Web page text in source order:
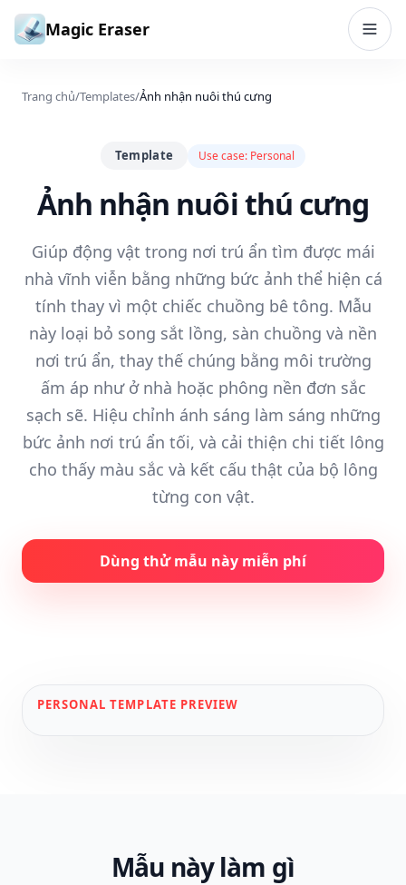
Bỏ qua đến nội dung
Magic Eraser
Trang chủ/Templates/Ảnh nhận nuôi thú cưng
Template Use case: Personal
Ảnh nhận nuôi thú cưng
Giúp động vật trong nơi trú ẩn tìm được mái
nhà vĩnh viễn bằng những bức ảnh thể hiện cá
tính thay vì một chiếc chuồng bê tông. Mẫu
này loại bỏ song sắt lồng, sàn chuồng và nền
nơi trú ẩn, thay thế chúng bằng môi trường
ấm áp như ở nhà hoặc phông nền đơn sắc
sạch sẽ. Hiệu chỉnh ánh sáng làm sáng những
bức ảnh nơi trú ẩn tối, và cải thiện chi tiết lông
cho thấy màu sắc và kết cấu thật của bộ lông
từng con vật.
Dùng thử mẫu này miễn phí
PERSONAL TEMPLATE PREVIEW
Mẫu này làm gì